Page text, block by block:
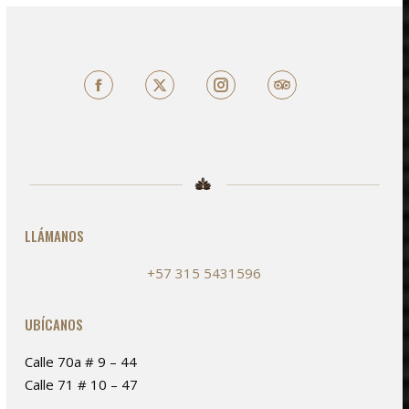
FacebookX TripAdvisor
LLÁMANOS
+57 315 5431596
UBÍCANOS
Calle 70a # 9 – 44
Calle 71 # 10 – 47